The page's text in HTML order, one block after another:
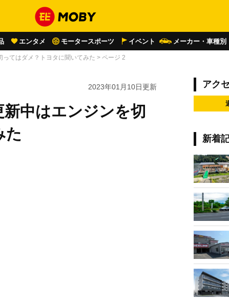
エンタメ モータースポーツ イベント メーカー・車種別
ってはダメ？トヨタに聞いてみた > ページ 2
2023年01月10日更新
新中はエンジンを切
た
アク
新着